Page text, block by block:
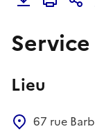
Lieu
67 rue